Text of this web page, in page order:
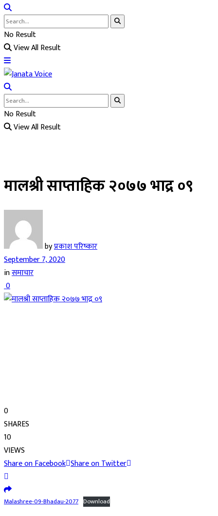
No Result
View All Result
No Result
View All Result
मालश्री साप्ताहिक २०७७ भाद्र ०९
byप्रकाश परिष्कार
September 7, 2020
inसमाचार
0
0
SHARES
10
VIEWS
Share on Facebook Share on Twitter
Malashree-09-Bhadau-2077 Download